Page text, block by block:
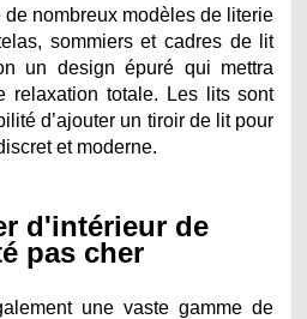
nombreux modèles de literie
sommiers et cadres de lit
un design épuré qui mettra
relaxation totale. Les lits sont
d’ajouter un tiroir de lit pour
et moderne.
d'intérieur de
pas cher
une vaste gamme de